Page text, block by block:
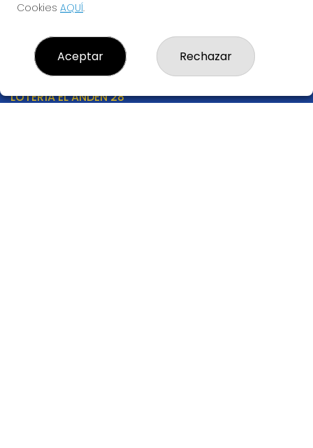
LOTERÍA EL ANDÉN 28
Cookies AQUÍ.
Aceptar Rechazar